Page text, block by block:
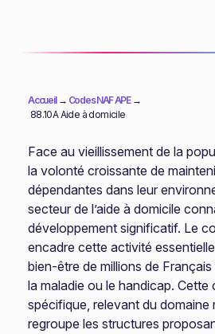
Accueil→ Codes NAF APE→
88.10A Aide à domicile
Face au vieillissement de la
la volonté croissante de
dépendantes dans leur
secteur de l’aide à domicile
développement significatif. Le
encadre cette activité
bien-être de millions de Français
la maladie ou le handicap. Cette
spécifique, relevant du domaine
regroupe les structures